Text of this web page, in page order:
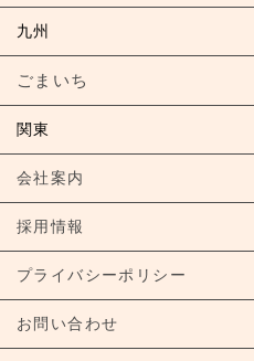
九州
ごまいち
関東
会社案内
採用情報
プライバシーポリシー
お問い合わせ